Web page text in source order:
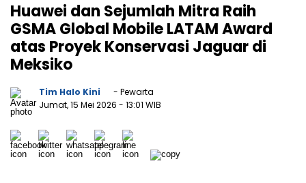
Huawei dan Sejumlah Mitra Raih
GSMA Global Mobile LATAM Award
atas Proyek Konservasi Jaguar di
Meksiko
Tim Halo Kini
- Pewarta
Jumat, 15 Mei 2026 - 13:01 WIB